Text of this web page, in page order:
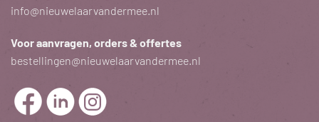
info@nieuwelaarvandermee.nl
Voor aanvragen, orders & offertes
bestellingen@nieuwelaarvandermee.nl